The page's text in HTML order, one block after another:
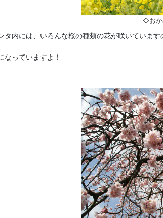
◇おか
内には、いろんな桜の種類の花が咲いています
っていますよ！